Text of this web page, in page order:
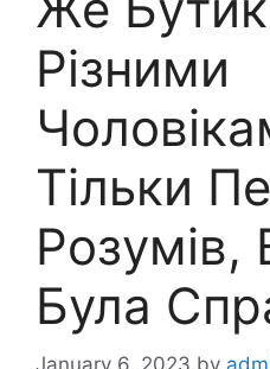
Різними
Тільки
Була
January 6, 2023 by